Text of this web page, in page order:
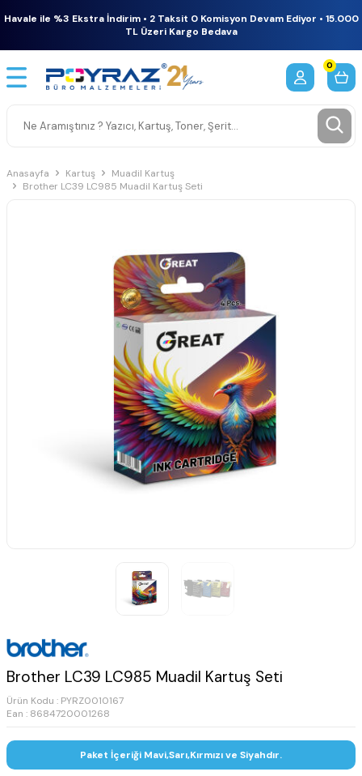
Havale ile %3 Ekstra İndirim • 2 Taksit 0 Komisyon Devam Ediyor • 15.000
TL Üzeri Kargo Bedava
0
Anasayfa Kartuş
Muadil Kartuş
Brother LC39 LC985 Muadil Kartuş Seti
Brother LC39 LC985 Muadil Kartuş Seti
Ürün Kodu : PYRZ0010167
Ean : 8684720001268
Paket İçeriği Mavi,Sarı,Kırmızı ve Siyahdır.